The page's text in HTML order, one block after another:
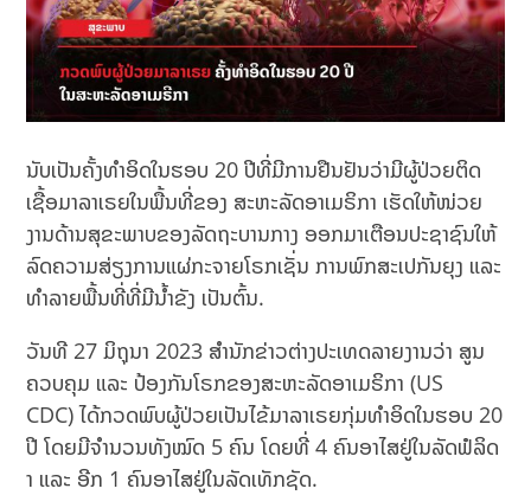
ນັບເປັນຄັ້ງທຳອິດໃນຮອບ 20 ປີທີ່ມີການຢືນຢັນວ່າມີຜູ້ປ່ວຍຕິດ
ເຊື້ອມາລາເຣຍໃນພື້ນທີ່ຂອງ ສະຫະລັດອາເມຣິກາ ເຮັດໃຫ້ໜ່ວຍ
ງານດ້ານສຸຂະພາບຂອງລັດຖະບານກາງ ອອກມາເຕືອນປະຊາຊົນໃຫ້
ລົດຄວາມສ່ຽງການແຜ່ກະຈາຍໂຣກເຊັ່ນ ການພົກສະເປກັນຍຸງ ແລະ
ທຳລາຍພື້ນທີ່ທີ່ມີນ້ຳຂັງ ເປັນຕົ້ນ.
ວັນທີ 27 ມິຖຸນາ 2023 ສຳນັກຂ່າວຕ່າງປະເທດລາຍງານວ່າ ສູນ
ຄວບຄຸມ ແລະ ປ້ອງກັນໂຣກຂອງສະຫະລັດອາເມຣິກາ (US
CDC) ໄດ້ກວດພົບຜູ້ປ່ວຍເປັນໄຂ້ມາລາເຣຍກຸ່ມທຳອິດໃນຮອບ 20
ປີ ໂດຍມີຈຳນວນທັງໝົດ 5 ຄົນ ໂດຍທີ່ 4 ຄົນອາໄສຢູ່ໃນລັດຟໍລິດ
າ ແລະ ອີກ 1 ຄົນອາໄສຢູ່ໃນລັດເທັກຊັດ.